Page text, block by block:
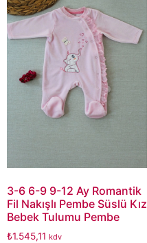
3-6 6-9 9-12 Ay Romantik
Fil Nakışlı Pembe Süslü Kız
Bebek Tulumu Pembe
₺1.545,11 kdv